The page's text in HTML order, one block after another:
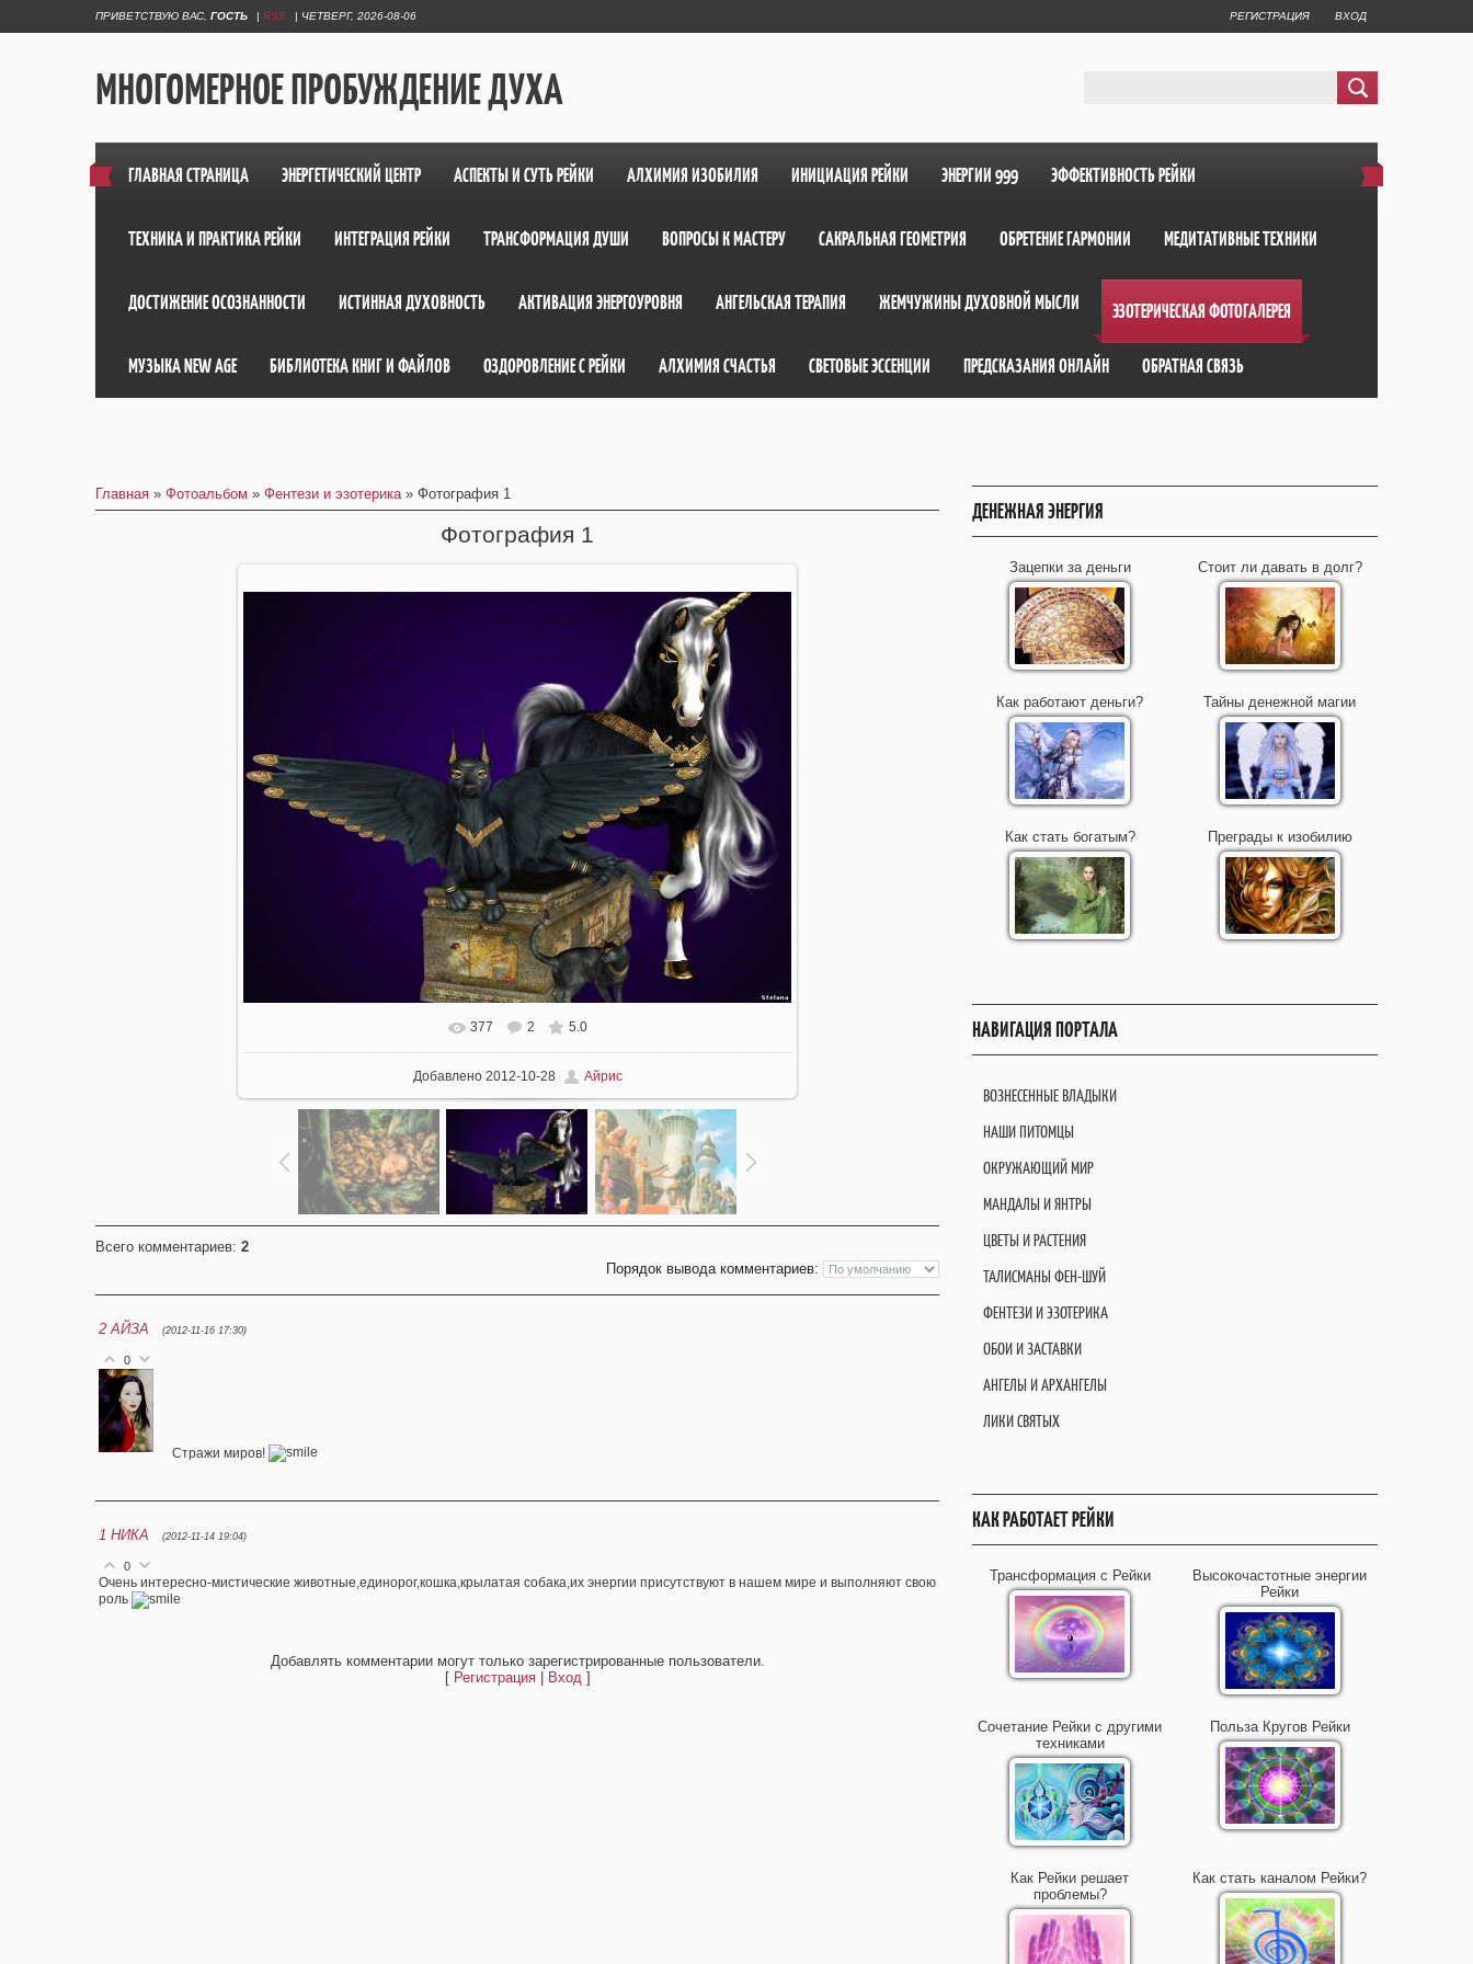
ПРИВЕТСТВУЮ ВАС ГОСТЬ | RSS | ЧЕТВЕРГ, 2026-08-06 РЕГИСТРАЦИЯ ВХОД
МНОГОМЕРНОЕ ПРОБУЖДЕНИЕ ДУХА
ГЛАВНАЯ СТРАНИЦА ЭНЕРГЕТИЧЕСКИЙ ЦЕНТР АСПЕКТЫ И СУТЬ РЕЙКИ АЛХИМИЯ ИЗОБИЛИЯ ИНИЦИАЦИЯ РЕЙКИ ЭНЕРГИИ 999 ЭФФЕКТИВНОСТЬ РЕЙКИ
ТЕХНИКА И ПРАКТИКА РЕЙКИ ИНТЕГРАЦИЯ РЕЙКИ ТРАНСФОРМАЦИЯ ДУШИ ВОПРОСЫ К МАСТЕРУ САКРАЛЬНАЯ ГЕОМЕТРИЯ ОБРЕТЕНИЕ ГАРМОНИИ МЕДИТАТИВНЫЕ ТЕХНИКИ
ДОСТИЖЕНИЕ ОСОЗНАННОСТИ ИСТИННАЯ ДУХОВНОСТЬ АКТИВАЦИЯ ЭНЕРГОУРОВНЯ АНГЕЛЬСКАЯ ТЕРАПИЯ ЖЕМЧУЖИНЫ ДУХОВНОЙ МЫСЛИ ЭЗОТЕРИЧЕСКАЯ ФОТОГАЛЕРЕЯ
МУЗЫКА NEW AGE БИБЛИОТЕКА КНИГ И ФАЙЛОВ ОЗДОРОВЛЕНИЕ С РЕЙКИ АЛХИМИЯ СЧАСТЬЯ СВЕТОВЫЕ ЭССЕНЦИИ ПРЕДСКАЗАНИЯ ОНЛАЙН ОБРАТНАЯ СВЯЗЬ
Главная » Фотоальбом » Фентези и эзотерика» Фотография 1
Фотография 1
377 2 5.0
Добавлено2012-10-28 Айрис
Всего комментариев: 2
Порядок вывода комментариев:
2 АЙЗА (2012-11-16 17:30)
0
Стражи миров!
1 НИКА (2012-11-14 19:04)
0
Очень интересно-мистические животные,единорог,кошка,крылатая собака,их энергии присутствуют в нашем мире и выполняют свою
роль
Добавлять комментарии могут только зарегистрированные пользователи.
[ Регистрация| Вход]
ДЕНЕЖНАЯ ЭНЕРГИЯ
Зацепки за деньги Стоит ли давать в долг?
Как работают деньги? Тайны денежной магии
Как стать богатым? Преграды к изобилию
НАВИГАЦИЯ ПОРТАЛА
ВОЗНЕСЕННЫЕ ВЛАДЫКИ
НАШИ ПИТОМЦЫ
ОКРУЖАЮЩИЙ МИР
МАНДАЛЫ И ЯНТРЫ
ЦВЕТЫ И РАСТЕНИЯ
ТАЛИСМАНЫ ФЕН-ШУЙ
ФЕНТЕЗИ И ЭЗОТЕРИКА
ОБОИ И ЗАСТАВКИ
АНГЕЛЫ И АРХАНГЕЛЫ
ЛИКИ СВЯТЫХ
КАК РАБОТАЕТ РЕЙКИ
Трансформация с Рейки
Высокочастотные энергии
Рейки
Сочетание Рейки с другими
техниками
Польза Кругов Рейки
Как Рейки решает
проблемы?
Как стать каналом Рейки?